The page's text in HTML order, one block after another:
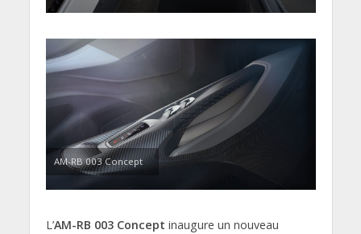
AM-RB 003 Concept
L’AM-RB 003 Concept inaugure un nouveau